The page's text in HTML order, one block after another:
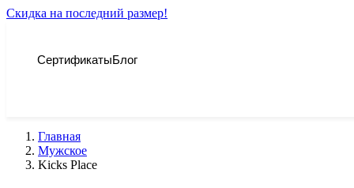
Скидка на последний размер!
СертификатыБлог
Главная
Мужское
Kicks Place